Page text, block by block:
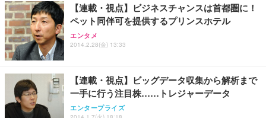
【連載・視点】ビジネスチャンスは首都圏に！
ペット同伴可を提供するプリンスホテル
エンタメ
2014.2.28(金) 13:33
【連載・視点】ビッグデータ収集から解析まで
一手に行う注目株……トレジャーデータ
エンタープライズ